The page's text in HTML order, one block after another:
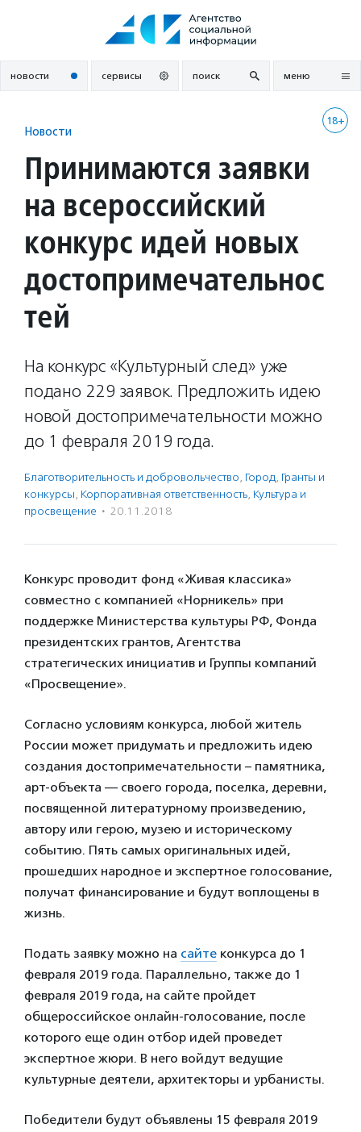
новости сервисы поиск меню
18+
Новости
Принимаются заявки
на всероссийский
конкурс идей новых
достопримечательнос
тей
На конкурс «Культурный след» уже
подано 229 заявок. Предложить идею
новой достопримечательности можно
до 1 февраля 2019 года.
Благотвори­тель­ность и доброволь­чест­во, Город, Гранты и
конкурсы, Корпоративная ответственность, Культура и
просвещение · 20.11.2018
Конкурс проводит фонд «Живая классика»
совместно с компанией «Норникель» при
поддержке Министерства культуры РФ, Фонда
президентских грантов, Агентства
стратегических инициатив и Группы компаний
«Просвещение».
Согласно условиям конкурса, любой житель
России может придумать и предложить идею
создания достопримечательности – памятника,
арт-объекта — своего города, поселка, деревни,
посвященной литературному произведению,
автору или герою, музею и историческому
событию. Пять самых оригинальных идей,
прошедших народное и экспертное голосование,
получат финансирование и будут воплощены в
жизнь.
Подать заявку можно на сайте конкурса до 1
февраля 2019 года. Параллельно, также до 1
февраля 2019 года, на сайте пройдет
общероссийское онлайн-голосование, после
которого еще один отбор идей проведет
экспертное жюри. В него войдут ведущие
культурные деятели, архитекторы и урбанисты.
Победители будут объявлены 15 февраля 2019